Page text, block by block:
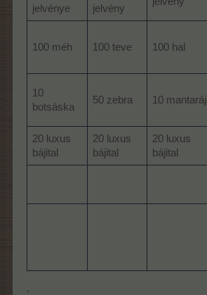
jelvénye
jelvény
100 méh 100 teve 100 hal
10
botsáska
50 zebra 10
20 luxus
bájital
20 luxus
bájital
20 luxus
bájital
.